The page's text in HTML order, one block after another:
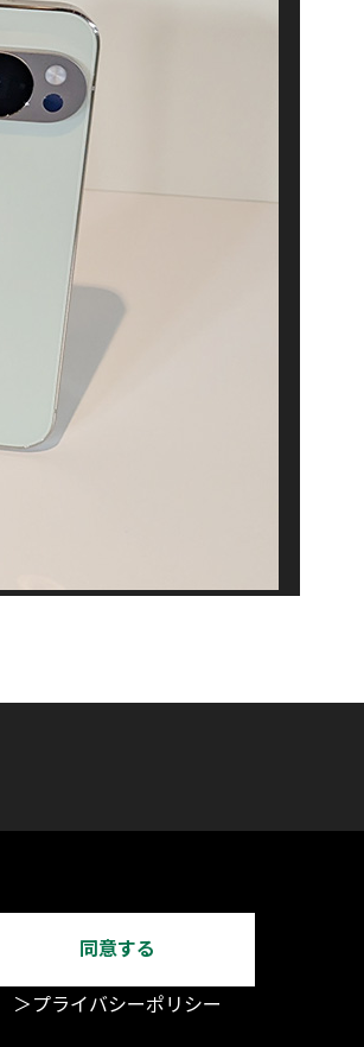
同意する
＞プライバシーポリシー